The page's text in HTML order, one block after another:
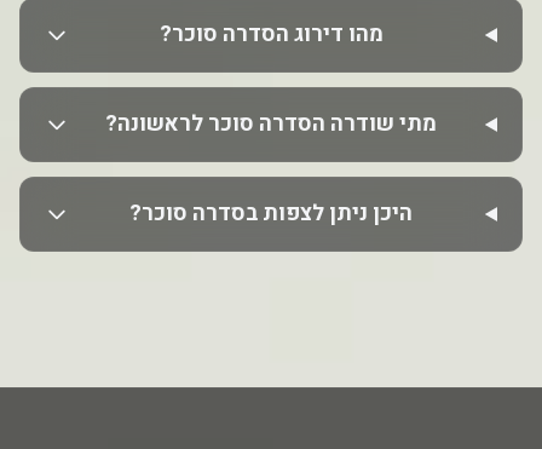
מהו דירוג הסדרה סוכר?
מתי שודרה הסדרה סוכר לראשונה?
היכן ניתן לצפות בסדרה סוכר?